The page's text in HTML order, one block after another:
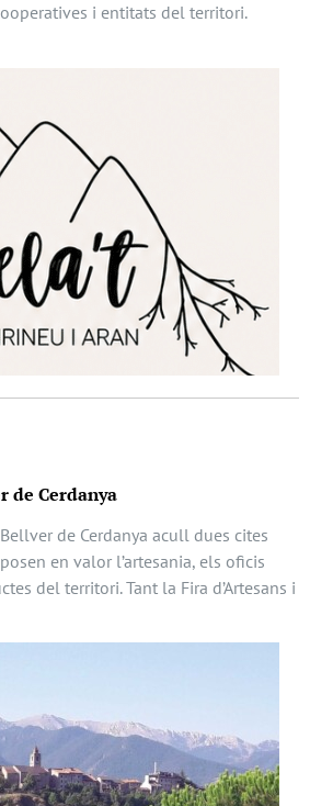
i entitats del territori.
de Cerdanya
de Cerdanya acull dues cites
en valor l’artesania, els oficis
del territori. Tant la Fira d’Artesans i